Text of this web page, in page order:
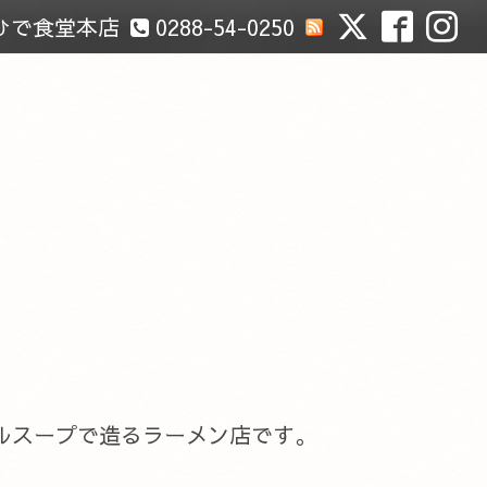
0288-54-0250
で食堂本店
ープで造るラーメン店です。